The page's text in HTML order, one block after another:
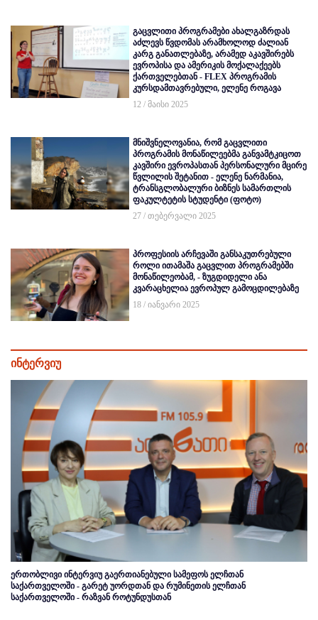
გაცვლითი პროგრამები ახალგაზრდას
აძლევს წვდომას არამხოლოდ ძალიან
კარგ განათლებაზე, არამედ აკავშირებს
ევროპისა და ამერიკის მოქალაქეებს
ქართველებთან - FLEX პროგრამის
კურსდამთავრებული, ელენე როგავა
12 / მაისი 2025
მნიშვნელოვანია, რომ გაცვლითი
პროგრამის მონაწილეებმა განვამტკიცოთ
კავშირი ევროპასთან პერსონალური მცირე
წვლილის შეტანით - ელენე ნარმანია,
ტრანსგლობალური ბიზნეს სამართლის
ფაკულტეტის სტუდენტი (ფოტო)
27 / თებერვალი 2025
პროფესიის არჩევაში განსაკუთრებული
როლი ითამაშა გაცვლით პროგრამებში
მონაწილეობამ, - ზუგდიდელი ანა
კვარაცხელია ევროპულ გამოცდილებაზე
18 / იანვარი 2025
ინტერვიუ
ერთობლივი ინტერვიუ გაერთიანებული სამეფოს ელჩთან
საქართველოში - გარეტ უორდთან და რუმინეთის ელჩთან
საქართველოში - რაზვან როტუნდუსთან